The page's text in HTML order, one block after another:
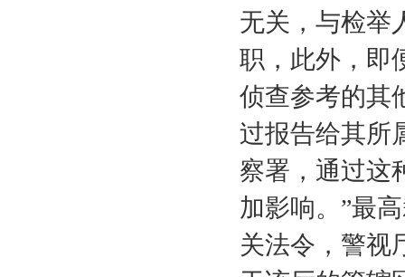
无关，与检举
职，此外，即
侦查参考的其
过报告给其所
察署，通过这
加影响。”最
关法令，警视